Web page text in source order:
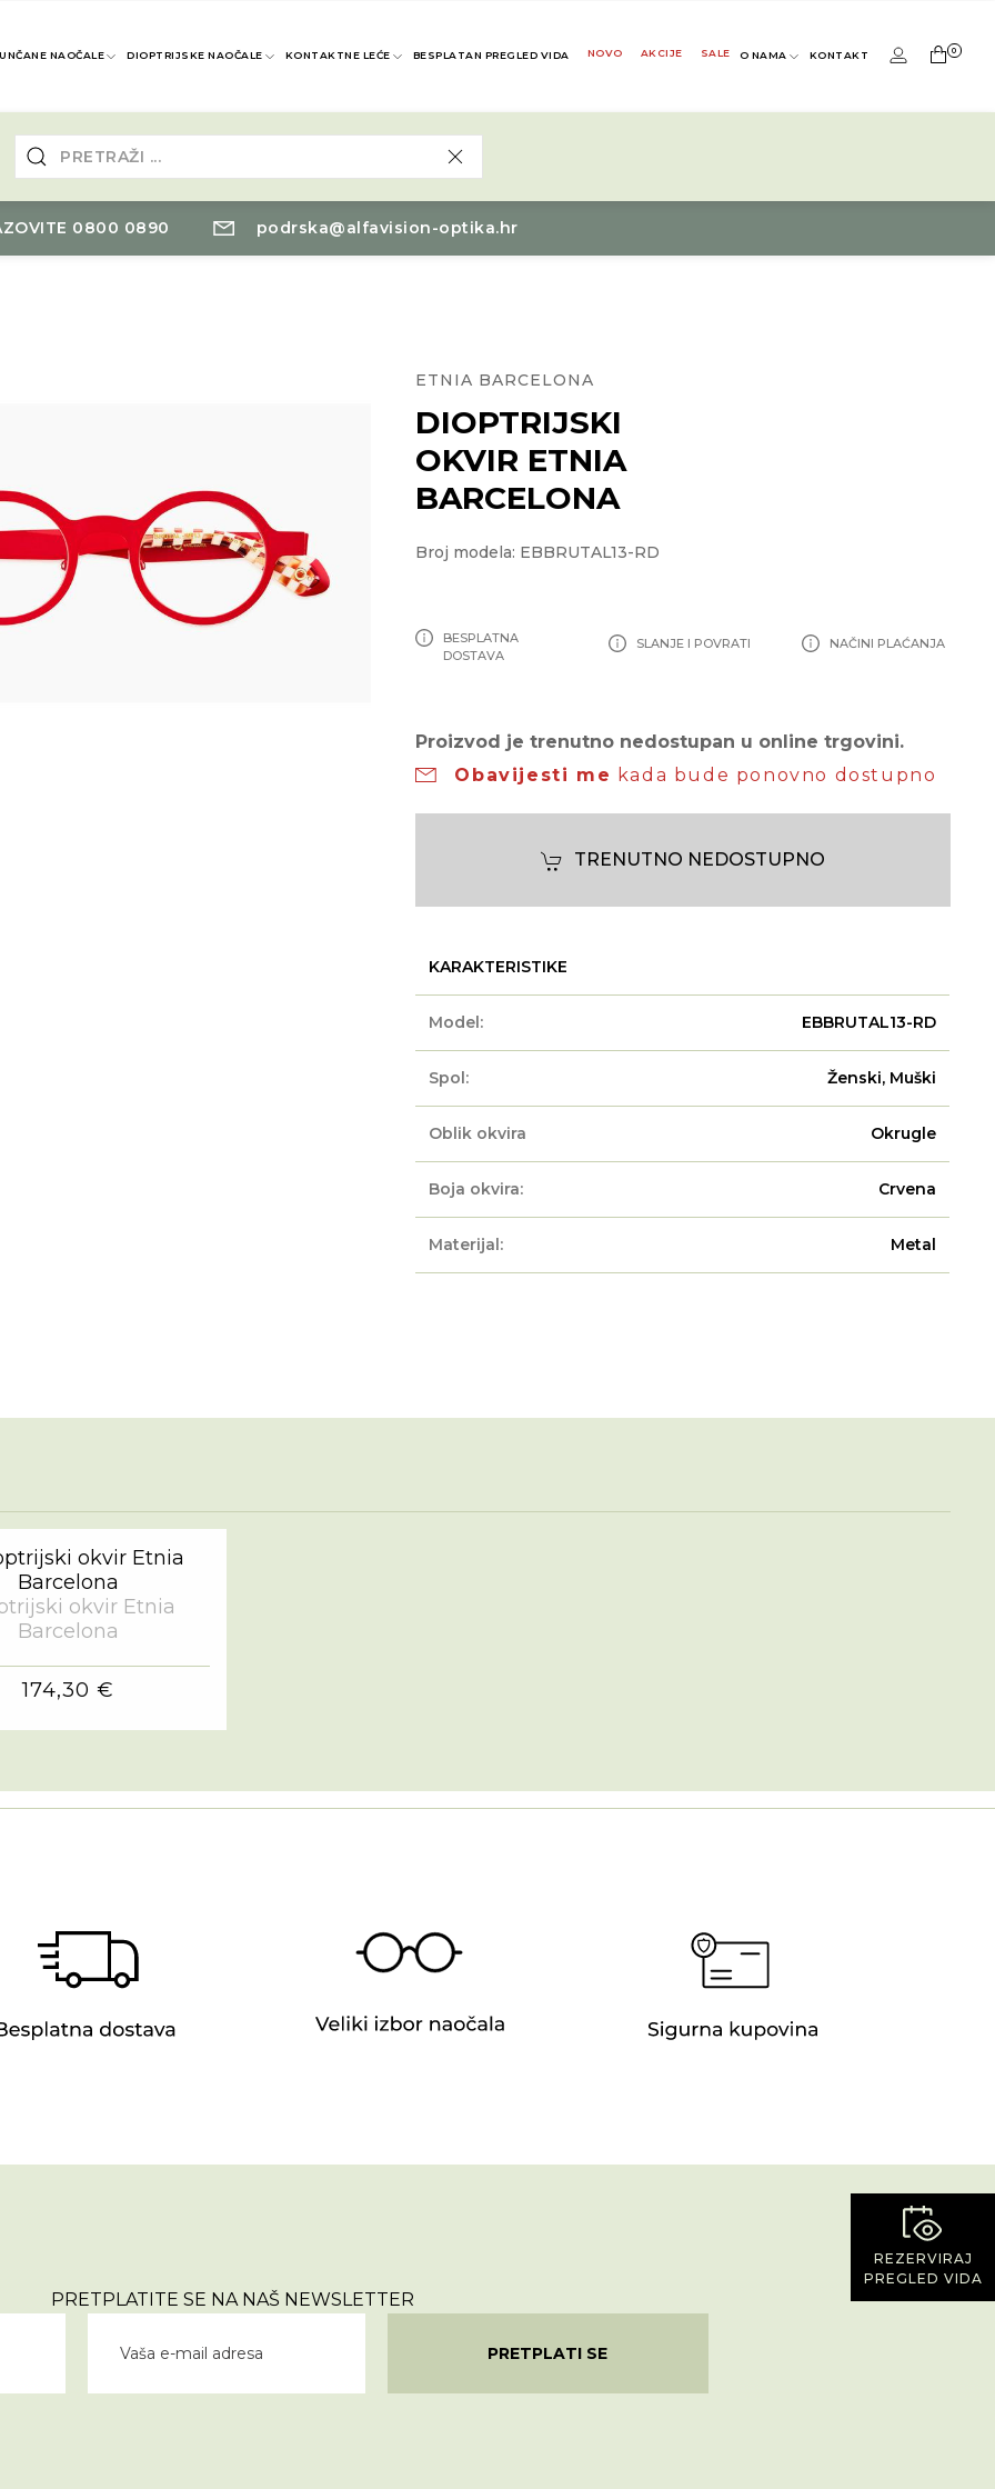
NAOČALE DIOPTRIJSKE NAOČALE KONTAKTNE LEĆE BESPLATAN PREGLED VIDA NOVO AKCIJE SALE O NAMA KONTAKT 0
0800 0890 podrska@alfavision-optika.hr
REZERVIRAJ
PREGLED VIDA
ETNIA BARCELONA
DIOPTRIJSKI
OKVIR ETNIA
BARCELONA
Broj modela: EBBRUTAL13-RD
BESPLATNA
DOSTAVA
SLANJE I POVRATI NAČINI PLAĆANJA
Proizvod je trenutno nedostupan u online trgovini.
Obavijesti me kada bude ponovno dostupno
TRENUTNO NEDOSTUPNO
KARAKTERISTIKE
Model: EBBRUTAL13-RD
Spol: Ženski, Muški
Oblik okvira Okrugle
Boja okvira: Crvena
Materijal: Metal
okvir Etnia
Barcelona
174,30 €
PRETPLATITE SE NA NAŠ NEWSLETTER
PRETPLATI SE